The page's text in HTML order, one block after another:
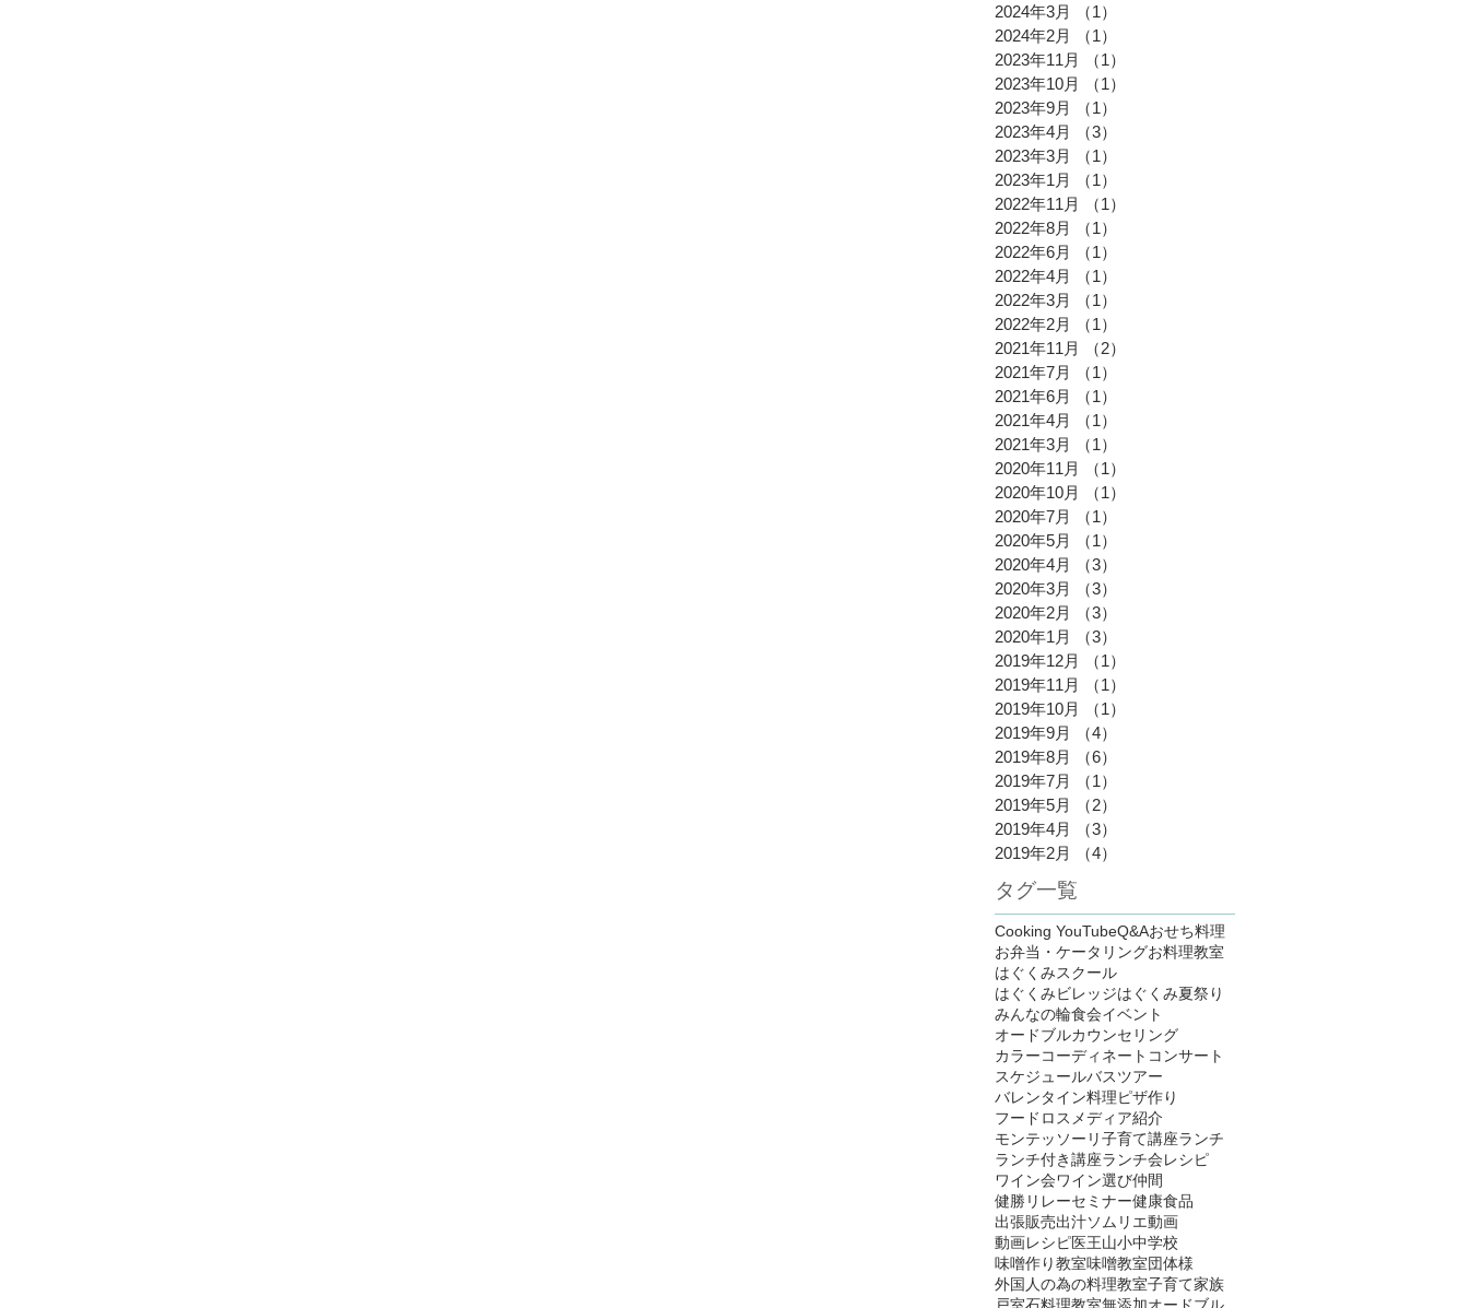
2024年3月
（1）
2024年2月
（1）
2023年11月
（1）
2023年10月
（1）
2023年9月
（1）
2023年4月
（3）
2023年3月
（1）
2023年1月
（1）
2022年11月
（1）
2022年8月
（1）
2022年6月
（1）
2022年4月
（1）
2022年3月
（1）
2022年2月
（1）
2021年11月
（2）
2021年7月
（1）
2021年6月
（1）
2021年4月
（1）
2021年3月
（1）
2020年11月
（1）
2020年10月
（1）
2020年7月
（1）
2020年5月
（1）
2020年4月
（3）
2020年3月
（3）
2020年2月
（3）
2020年1月
（3）
2019年12月
（1）
2019年11月
（1）
2019年10月
（1）
2019年9月
（4）
2019年8月
（6）
2019年7月
（1）
2019年5月
（2）
2019年4月
（3）
2019年2月
（4）
タグ一覧
Cooking YouTubeQ&Aおせち料理
お弁当・ケータリングお料理教室
はぐくみスクール
はぐくみビレッジはぐくみ夏祭り
みんなの輪食会イベント
オードブルカウンセリング
カラーコーディネート コンサート
スケジュールバスツアー
バレンタイン料理ピザ作り
フードロス メディア紹介
モンテッソーリ子育て講座ランチ
ランチ付き講座ランチ会レシピ
ワイン会ワイン選び仲間
健勝リレーセミナー健康食品
出張販売出汁ソムリエ動画
動画レシピ医王山小中学校
味噌作り教室味噌教室団体様
外国人の為の料理教室子育て家族
戸室石料理教室無添加オードブル